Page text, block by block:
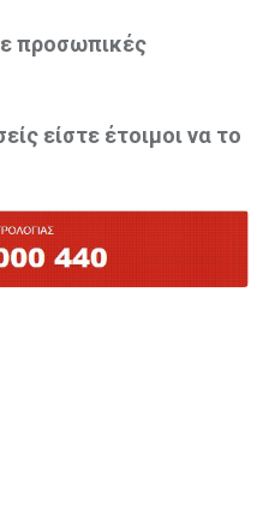
προσωπικές
είστε έτοιμοι να το